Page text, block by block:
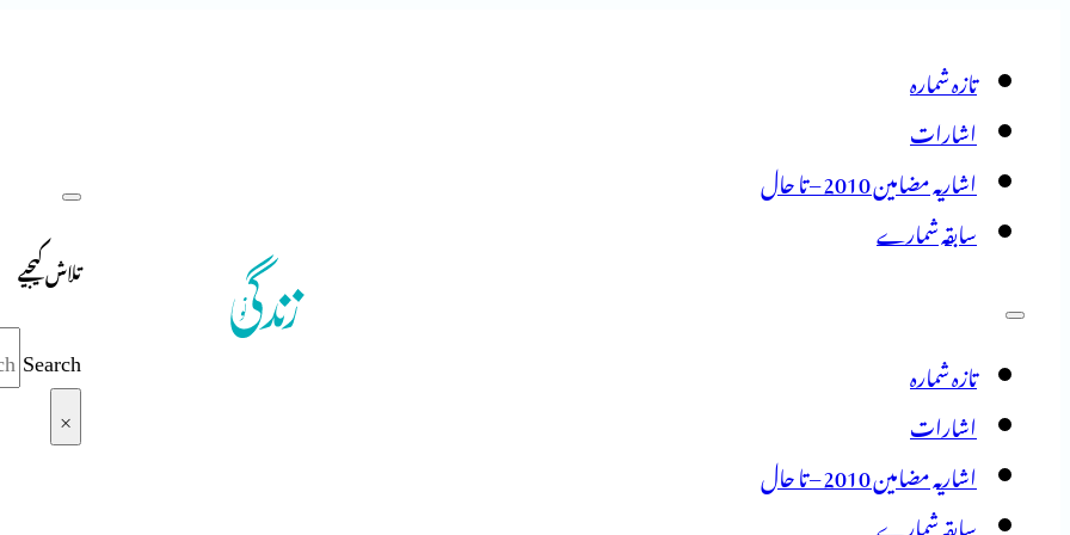
تازہ شمارہ
اشارات
اشاریہ مضامین 2010 – تا حال
سابقہ شمارے
تازہ شمارہ
اشارات
اشاریہ مضامین 2010 – تا حال
سابقہ شمارے
تلاش کیجیے
Search
×